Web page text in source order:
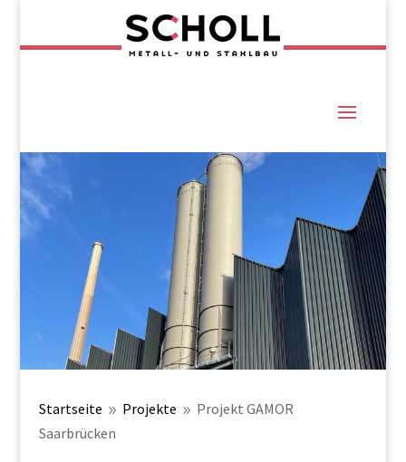
Startseite 9 Projekte 9 Projekt GAMOR
Saarbrücken